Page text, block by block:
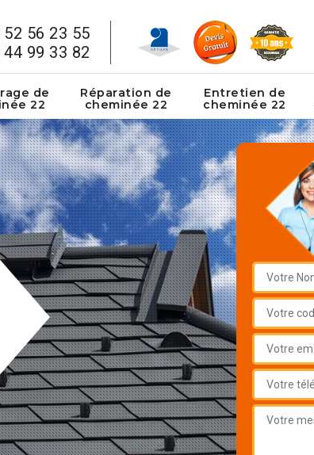
52 56 23 55
44 99 33 82
de
22
Réparation de
cheminée 22
Entretien de
cheminée 22